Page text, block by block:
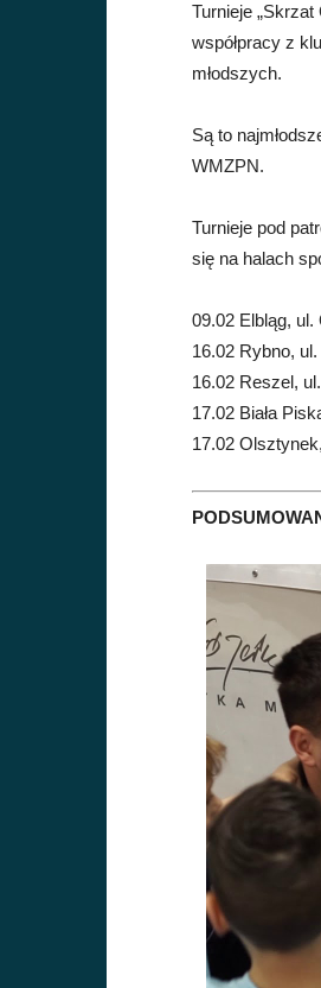
Turnieje
współpracy z
młodszych.
Są to
WMZPN.
Turnieje pod
się na halach
09.02 Elbląg,
16.02 Rybno,
16.02 Reszel,
17.02 Biała
17.02